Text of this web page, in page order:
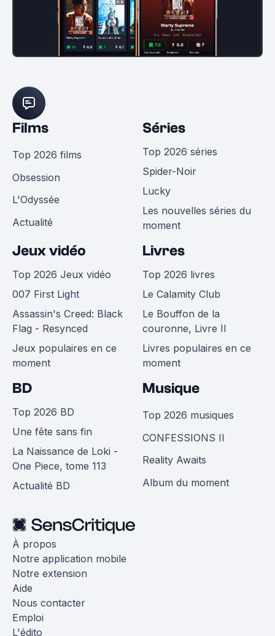
Films
Top 2026 films
Obsession
L'Odyssée
Actualité
Séries
Top 2026 séries
Spider-Noir
Lucky
Les nouvelles séries du
moment
Jeux vidéo
Top 2026 Jeux vidéo
007 First Light
Assassin's Creed: Black
Flag - Resynced
Jeux populaires en ce
moment
Livres
Top 2026 livres
Le Calamity Club
Le Bouffon de la
couronne, Livre II
Livres populaires en ce
moment
BD
Top 2026 BD
Une fête sans fin
La Naissance de Loki -
One Piece, tome 113
Actualité BD
Musique
Top 2026 musiques
CONFESSIONS II
Reality Awaits
Album du moment
À propos
Notre application mobile
Notre extension
Aide
Nous contacter
Emploi
L'édito